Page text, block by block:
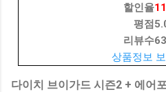
할인율
평점
리뷰수
상품정보
다이치 브이가드 시즌2 + 에어